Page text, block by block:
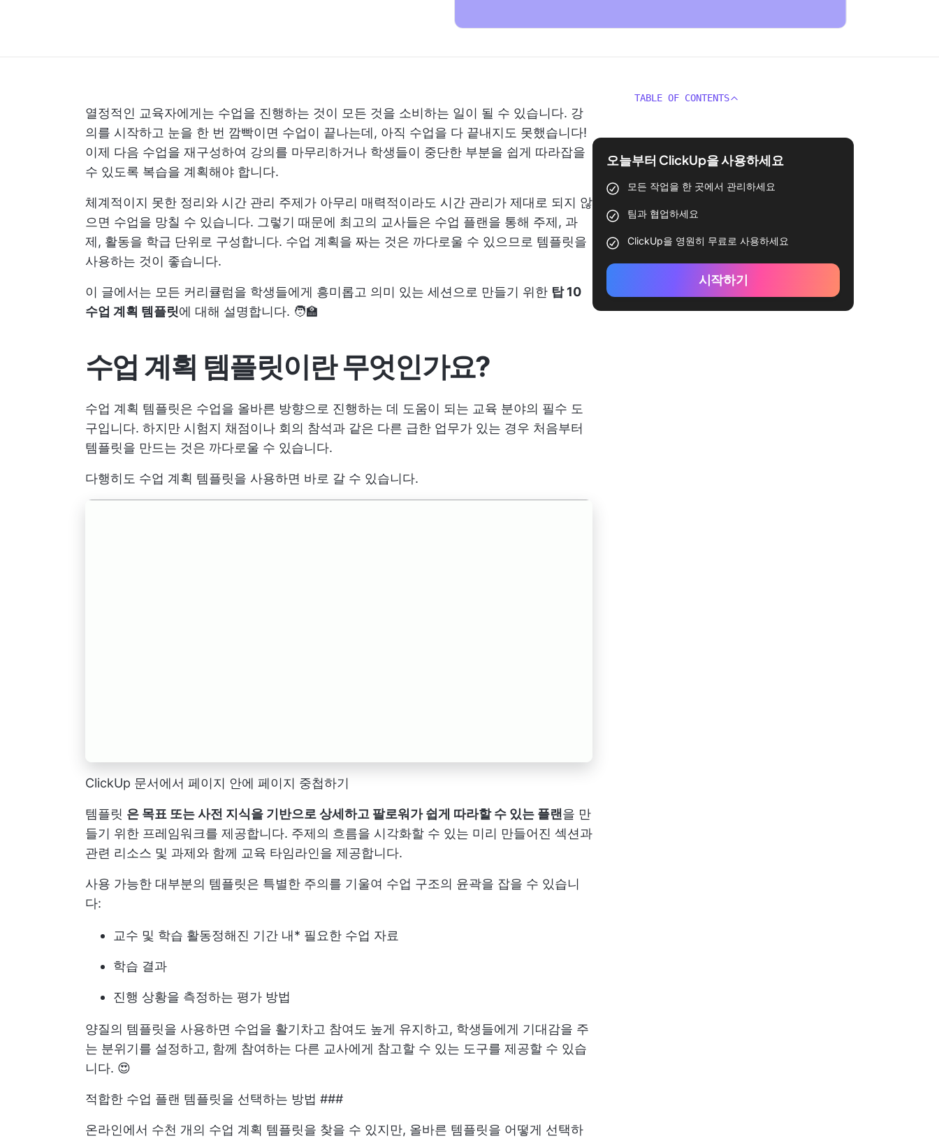
열정적인 교육자에게는 수업을 진행하는 것이 모든 것을 소비하는 일이 될 수 있습니다. 강
의를 시작하고 눈을 한 번 깜빡이면 수업이 끝나는데, 아직 수업을 다 끝내지도 못했습니다!
이제 다음 수업을 재구성하여 강의를 마무리하거나 학생들이 중단한 부분을 쉽게 따라잡을
수 있도록 복습을 계획해야 합니다.
체계적이지 못한 정리와 시간 관리 주제가 아무리 매력적이라도 시간 관리가 제대로 되지 않
으면 수업을 망칠 수 있습니다. 그렇기 때문에 최고의 교사들은 수업 플랜을 통해 주제, 과
제, 활동을 학급 단위로 구성합니다. 수업 계획을 짜는 것은 까다로울 수 있으므로 템플릿을
사용하는 것이 좋습니다.
이 글에서는 모든 커리큘럼을 학생들에게 흥미롭고 의미 있는 세션으로 만들기 위한 탑 10
수업 계획 템플릿에 대해 설명합니다. 🧑‍🏫
수업 계획 템플릿이란 무엇인가요?
수업 계획 템플릿은 수업을 올바른 방향으로 진행하는 데 도움이 되는 교육 분야의 필수 도
구입니다. 하지만 시험지 채점이나 회의 참석과 같은 다른 급한 업무가 있는 경우 처음부터
템플릿을 만드는 것은 까다로울 수 있습니다.
다행히도 수업 계획 템플릿을 사용하면 바로 갈 수 있습니다.
ClickUp 문서에서 페이지 안에 페이지 중첩하기
템플릿 은 목표 또는 사전 지식을 기반으로 상세하고 팔로워가 쉽게 따라할 수 있는 플랜을 만
들기 위한 프레임워크를 제공합니다. 주제의 흐름을 시각화할 수 있는 미리 만들어진 섹션과
관련 리소스 및 과제와 함께 교육 타임라인을 제공합니다.
사용 가능한 대부분의 템플릿은 특별한 주의를 기울여 수업 구조의 윤곽을 잡을 수 있습니
다:
교수 및 학습 활동정해진 기간 내* 필요한 수업 자료
학습 결과
진행 상황을 측정하는 평가 방법
양질의 템플릿을 사용하면 수업을 활기차고 참여도 높게 유지하고, 학생들에게 기대감을 주
는 분위기를 설정하고, 함께 참여하는 다른 교사에게 참고할 수 있는 도구를 제공할 수 있습
니다. 😍
적합한 수업 플랜 템플릿을 선택하는 방법 ###
온라인에서 수천 개의 수업 계획 템플릿을 찾을 수 있지만, 올바른 템플릿을 어떻게 선택하
TABLE OF CONTENTS
오늘부터 ClickUp을 사용하세요
모든 작업을 한 곳에서 관리하세요
팀과 협업하세요
ClickUp을 영원히 무료로 사용하세요
시작하기